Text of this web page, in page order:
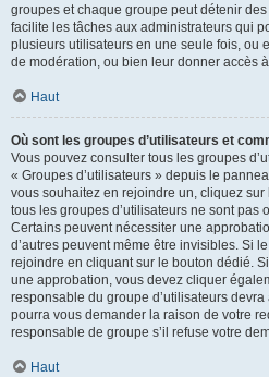
groupes et chaque groupe peut détenir
facilite les tâches aux administrateurs qui
plusieurs utilisateurs en une seule fois, ou
de modération, ou bien leur donner accès
Haut
Où sont les groupes d’utilisateurs et
Vous pouvez consulter tous les groupes
« Groupes d’utilisateurs » depuis le
vous souhaitez en rejoindre un, cliquez
tous les groupes d’utilisateurs ne sont pas
Certains peuvent nécessiter une
d’autres peuvent même être invisibles. Si
rejoindre en cliquant sur le bouton dédié.
une approbation, vous devez cliquer
responsable du groupe d’utilisateurs
pourra vous demander la raison de votre
responsable de groupe s’il refuse votre
Haut